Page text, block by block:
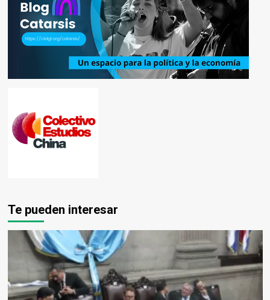
Te pueden interesar